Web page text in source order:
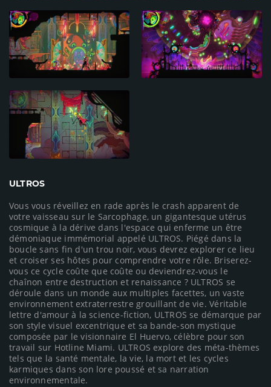
ULTROS
Vous vous réveillez en rade après le crash apparent de
votre vaisseau sur le Sarcophage, un gigantesque utérus
cosmique à la dérive dans l'espace qui enferme un être
démoniaque immémorial appelé ULTROS. Piégé dans la
boucle sans fin d'un trou noir, vous devrez explorer ce lieu
et croiser ses hôtes pour comprendre votre rôle. Briserez-
vous ce cycle coûte que coûte ou deviendrez-vous le
chaînon entre destruction et renaissance ? ULTROS se
déroule dans un monde aux multiples facettes, un vaste
environnement extraterrestre grouillant de vie. Véritable
lettre d'amour à la science-fiction, ULTROS se démarque par
son style visuel excentrique et sa bande-son mystique
composée par le visionnaire El Huervo, célèbre pour son
travail sur Hotline Miami. ULTROS explore des méta-thèmes
tels que la santé mentale, la vie, la mort et les cycles
karmiques dans son lore poussé et sa narration
environnementale.